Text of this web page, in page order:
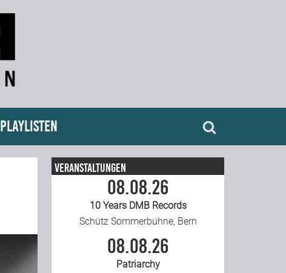
Playlisten
Veranstaltungen
08.08.26
10 Years DMB Records
Schütz Sommerbühne, Bern
08.08.26
Patriarchy